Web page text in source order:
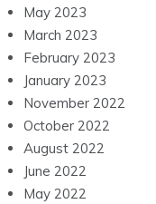
May 2023
March 2023
February 2023
January 2023
November 2022
October 2022
August 2022
June 2022
May 2022